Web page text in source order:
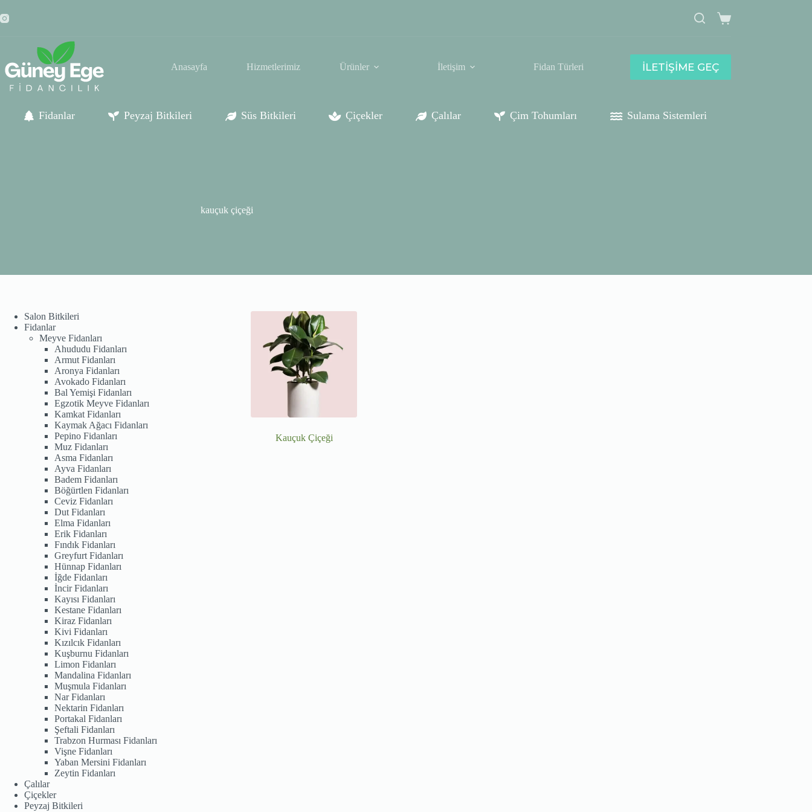
to
content
Shopping
Anasayfa Hizmetlerimiz Ürünler İletişim Fidan Türleri İLETİŞİME GEÇ
Fidanlar Peyzaj Bitkileri Süs Bitkileri Çiçekler Çalılar Çim Tohumları Sulama Sistemleri
kauçuk çiçeği
Kauçuk Çiçeği
Salon Bitkileri
Fidanlar
Meyve Fidanları
Ahududu Fidanları
Armut Fidanları
Aronya Fidanları
Avokado Fidanları
Bal Yemişi Fidanları
Egzotik Meyve Fidanları
Kamkat Fidanları
Kaymak Ağacı Fidanları
Pepino Fidanları
Muz Fidanları
Asma Fidanları
Ayva Fidanları
Badem Fidanları
Böğürtlen Fidanları
Ceviz Fidanları
Dut Fidanları
Elma Fidanları
Erik Fidanları
Fındık Fidanları
Greyfurt Fidanları
Hünnap Fidanları
İğde Fidanları
İncir Fidanları
Kayısı Fidanları
Kestane Fidanları
Kiraz Fidanları
Kivi Fidanları
Kızılcık Fidanları
Kuşburnu Fidanları
Limon Fidanları
Mandalina Fidanları
Muşmula Fidanları
Nar Fidanları
Nektarin Fidanları
Portakal Fidanları
Şeftali Fidanları
Trabzon Hurması Fidanları
Vişne Fidanları
Yaban Mersini Fidanları
Zeytin Fidanları
Çalılar
Çiçekler
Peyzaj Bitkileri